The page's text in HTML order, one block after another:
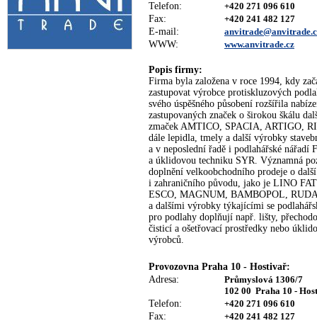
Telefon:
+420 271 096 610
Fax:
+420 241 482 127
E-mail:
WWW:
www.anvitrade.cz
Popis firmy:
Firma byla založena v roce 1994, kdy
zastupovat výrobce protiskluzových
svého úspěšného působení rozšířila
zastupovaných značek o širokou škálu
zmaček AMTICO, SPACIA, ARTIGO,
dále lepidla, tmely a další výrobky
a v neposlední řadě i podlahářské
a úklidovou techniku SYR. Významná
doplnění velkoobchodního prodeje o
i zahraničního původu, jako je LINO
ESCO, MAGNUM, BAMBOPOL,
a dalšími výrobky týkajícími se
pro podlahy doplňují např. lišty,
čisticí a ošetřovací prostředky nebo
výrobců.
Provozovna Praha 10 - Hostivař:
Adresa:
Průmyslová 1306/7
102 00 Praha 10 -
Telefon:
+420 271 096 610
Fax:
+420 241 482 127